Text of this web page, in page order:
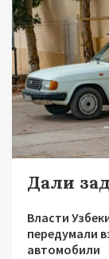
Дали
Власти
передумали
автомобили